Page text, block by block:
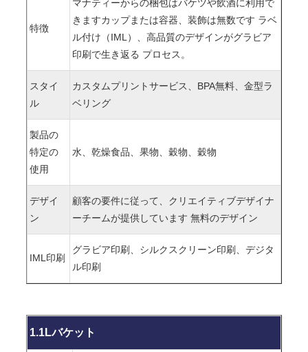
特徴
マナティーからの梱包はバケツや飲酒に利用で
きますカップまたは容器、装飾は無数です ラベ
ル付け（IML）、高品質のデザインがグラビア
印刷で生き返る プロセス。
スタイ
ル
カスタムプリントサービス、BPA無料、金型ラ
ベリング
製品の
特定の
使用
水、乾燥食品、果物、穀物、穀物
デザイ
ン
顧客の要件に従って、クリエイティブデザイナ
ーチームが提供しています 無料のデザイン
IML印刷
グラビア印刷、シルクスクリーン印刷、デジタ
ル印刷
1.1Lバケット